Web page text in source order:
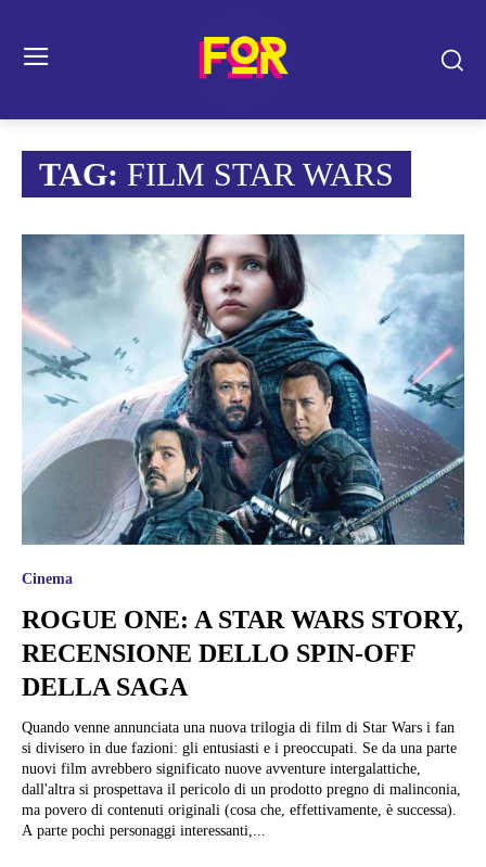
TAG: FILM STAR WARS
Cinema
ROGUE ONE: A STAR WARS STORY,
RECENSIONE DELLO SPIN-OFF
DELLA SAGA
Quando venne annunciata una nuova trilogia di film di Star Wars i fan
si divisero in due fazioni: gli entusiasti e i preoccupati. Se da una parte
nuovi film avrebbero significato nuove avventure intergalattiche,
dall'altra si prospettava il pericolo di un prodotto pregno di malinconia,
ma povero di contenuti originali (cosa che, effettivamente, è successa).
A parte pochi personaggi interessanti,...